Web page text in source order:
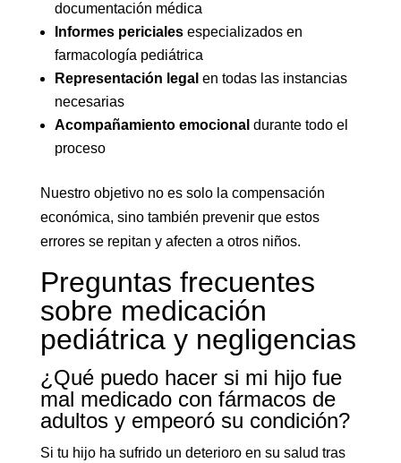
documentación médica
Informes pericialesespecializados en
farmacología pediátrica
Representación legal en todas las instancias
necesarias
Acompañamiento emocional durante todo el
proceso
Nuestro objetivo no es solo la compensación
económica, sino también prevenir que estos
errores se repitan y afecten a otros niños.
Preguntas frecuentes
sobre medicación
pediátrica y negligencias
¿Qué puedo hacer si mi hijo fue
mal medicado con fármacos de
adultos y empeoró su condición?
Si tu hijo ha sufrido un deterioro en su salud tras